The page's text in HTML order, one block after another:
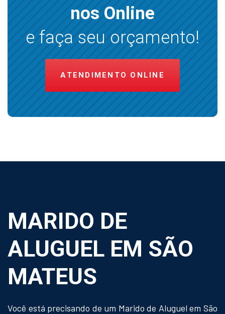
nos Online
e faça seu orçamento!
ATENDIMENTO ONLINE
MARIDO DE
ALUGUEL EM SÃO
MATEUS
Você está precisando de um Marido de Aluguel em São